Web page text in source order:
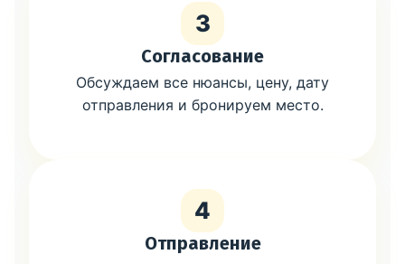
3
Согласование
Обсуждаем все нюансы, цену, дату
отправления и бронируем место.
4
Отправление